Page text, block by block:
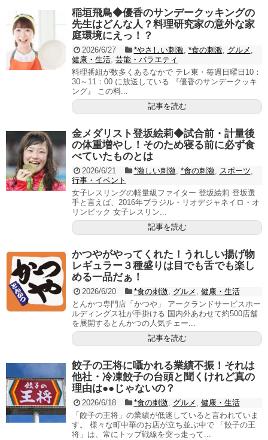
稲垣飛鳥◆優香のサンデークッキングの
先生はどんな人？料理研究家の意外な家
庭環境にえっ！？
2026/6/27 *やさしい刺激, *食の刺激, グルメ ,
健康・生活, 芸能・バラエティ
料理番組が数多くあるなかで テレ東・毎週日曜日10：
30～11：00 に放送している 『優香のサンデークッキ
ング』 この料...
記事を読む
金メダリスト登坂絵莉◆試合前・計量後
の体重増やし！そのため寝る前に必ず食
べていたものとは
2026/6/21 *激しい刺激, *食の刺激, スポーツ,
行事・イベント
女子レスリングの軽量級ファイター 登坂絵莉 登坂選
手と言えば、2016年ブラジル・リオデジャネイロ・オ
リンピック 女子レスリン...
記事を読む
かつやがやってくれた！うれしい揚げ物
レギュラー３種盛りは目でも舌でも楽し
める一品だぁ！
2026/6/20 *食の刺激, グルメ , 健康・生活
とんかつ専門店「かつや」 アークランドサービスホー
ルディングス社が手掛ける 国内外あわせて約500店舗
を展開するとんかつの人気チェー...
記事を読む
餃子の王将に囁かれる業績不振！それは
他社・冷凍餃子の台頭と聞くけれど真の
理由は●●じゃないの？
2026/6/18 *食の刺激, グルメ , 健康・生活
「餃子の王将」の業績が低迷していると言われていま
す。 様々な町中華のお店が立ち並ぶ中で 「餃子の王
将」は、常にトップ戦線を突っ走って...